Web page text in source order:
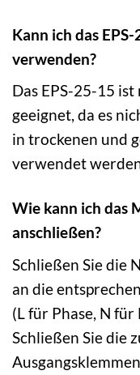
Kann ich das
verwenden?
Das EPS-25-15
geeignet, da es
in trockenen und
verwendet
Wie kann ich das
anschließen?
Schließen Sie die
an die
(L für Phase, N
Schließen Sie die